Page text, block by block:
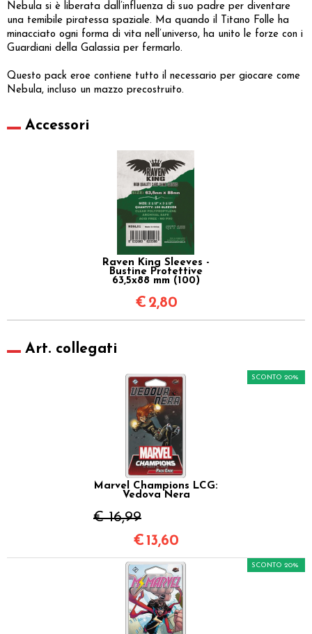
Nebula si è liberata dall’influenza di suo padre per diventare
una temibile piratessa spaziale. Ma quando il Titano Folle ha
minacciato ogni forma di vita nell’universo, ha unito le forze con i
Guardiani della Galassia per fermarlo.
Questo pack eroe contiene tutto il necessario per giocare come
Nebula, incluso un mazzo precostruito.
Accessori
Raven King Sleeves -
Bustine Protettive
63,5x88 mm (100)
€ 2,80
Art. collegati
Marvel Champions LCG:
Vedova Nera
€ 16,99
SCONTO 20%
€ 13,60
SCONTO 20%